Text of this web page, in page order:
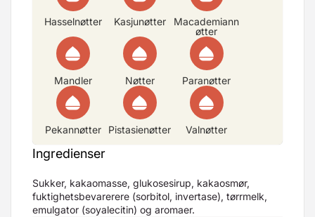
Hasselnøtter Kasjunøtter
Macademiann
øtter
Mandler Nøtter Paranøtter
Pekannøtter Pistasienøtter Valnøtter
Ingredienser
Sukker, kakaomasse, glukosesirup, kakaosmør,
fuktighetsbevarerere (sorbitol, invertase), tørrmelk,
emulgator (soyalecitin) og aromaer.